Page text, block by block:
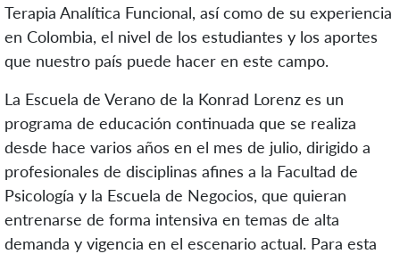
Terapia Analítica Funcional, así como de su experiencia
en Colombia, el nivel de los estudiantes y los aportes
que nuestro país puede hacer en este campo.
La Escuela de Verano de la Konrad Lorenz es un
programa de educación continuada que se realiza
desde hace varios años en el mes de julio, dirigido a
profesionales de disciplinas afines a la Facultad de
Psicología y la Escuela de Negocios, que quieran
entrenarse de forma intensiva en temas de alta
demanda y vigencia en el escenario actual. Para esta